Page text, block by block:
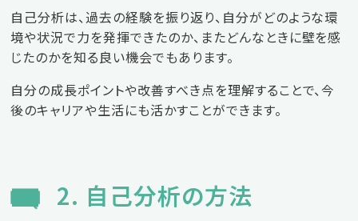
自己分析は、過去の経験を振り返り、自分がどのような環
境や状況で力を発揮できたのか、またどんなときに壁を感
じたのかを知る良い機会でもあります。
自分の成長ポイントや改善すべき点を理解することで、今
後のキャリアや生活にも活かすことができます。
2. 自己分析の方法